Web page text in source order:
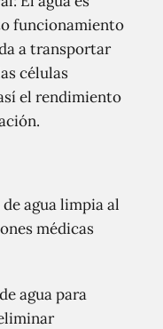
funcionamiento
a transportar
células
el rendimiento
agua limpia al
médicas
agua para